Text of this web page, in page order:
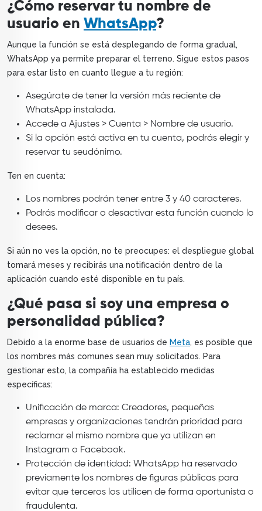
¿Cómo reservar tu nombre de
usuario en WhatsApp?
Aunque la función se está desplegando de forma gradual,
WhatsApp ya permite preparar el terreno. Sigue estos pasos
para estar listo en cuanto llegue a tu región:
Asegúrate de tener la versión más reciente de
WhatsApp instalada.
Accede a Ajustes > Cuenta > Nombre de usuario.
Si la opción está activa en tu cuenta, podrás elegir y
reservar tu seudónimo.
Ten en cuenta:
Los nombres podrán tener entre 3 y 40 caracteres.
Podrás modificar o desactivar esta función cuando lo
desees.
Si aún no ves la opción, no te preocupes: el despliegue global
tomará meses y recibirás una notificación dentro de la
aplicación cuando esté disponible en tu país.
¿Qué pasa si soy una empresa o
personalidad pública?
Debido a la enorme base de usuarios de Meta, es posible que
los nombres más comunes sean muy solicitados. Para
gestionar esto, la compañía ha establecido medidas
específicas:
Unificación de marca: Creadores, pequeñas
empresas y organizaciones tendrán prioridad para
reclamar el mismo nombre que ya utilizan en
Instagram o Facebook.
Protección de identidad: WhatsApp ha reservado
previamente los nombres de figuras públicas para
evitar que terceros los utilicen de forma oportunista o
fraudulenta.